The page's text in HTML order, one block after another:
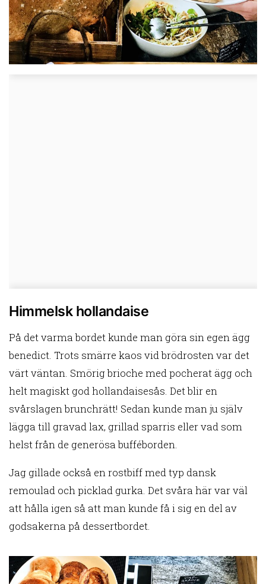
Himmelsk hollandaise
På det varma bordet kunde man göra sin egen ägg
benedict. Trots smärre kaos vid brödrosten var det
värt väntan. Smörig brioche med pocherat ägg och
helt magiskt god hollandaisesås. Det blir en
svårslagen brunchrätt! Sedan kunde man ju själv
lägga till gravad lax, grillad sparris eller vad som
helst från de generösa bufféborden.
Jag gillade också en rostbiff med typ dansk
remoulad och picklad gurka. Det svåra här var väl
att hålla igen så att man kunde få i sig en del av
godsakerna på dessertbordet.